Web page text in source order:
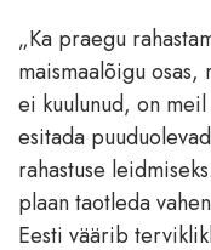
„Ka praegu
maismaalõigu osas,
ei kuulunud, on
esitada
rahastuse
plaan taotleda
Eesti väärib